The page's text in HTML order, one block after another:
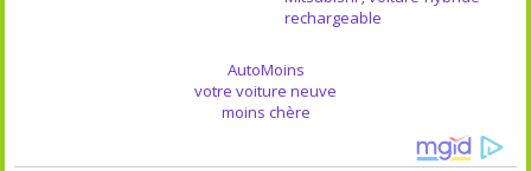
rechargeable
AutoMoins
votre voiture neuve
moins chère